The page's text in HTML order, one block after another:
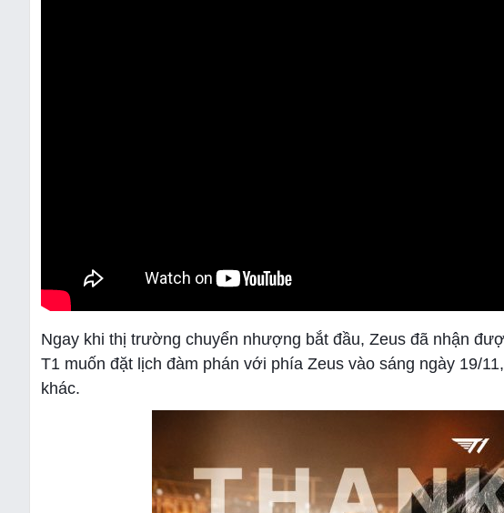
Ngay khi thị trường chuyển nhượng bắt đầu, Zeus đã nhận
T1 muốn đặt lịch ​​đàm phán với phía Zeus vào sáng ngày 19/
khác.